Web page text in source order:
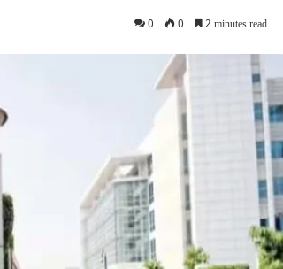
0 0 2 minutes read